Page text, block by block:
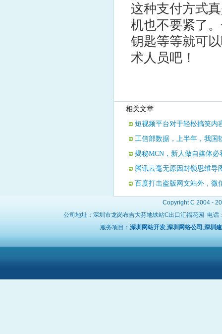
这种支付方式
机也不要紧了
钥匙等等就可
术人员吧！
相关文章
短视频平台对于轻松搞笑内
工信部数据，上半年，我国
揭秘MCN，新人做自媒体
腾讯云毫无原因封锁思维导
百度打击盗版网文站外，微
Copyright C 2004 -
公司地址：深圳市龙岗布吉大芬地铁站C出口汇福花园 电话
服务项目： 深圳网站开发,深圳网络公司 ,深圳